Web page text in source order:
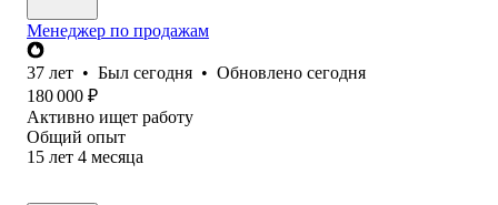
Менеджер по продажам
37 лет • Был сегодня • Обновлено сегодня
180 000 ₽
Активно ищет работу
Общий опыт
15 лет 4 месяца